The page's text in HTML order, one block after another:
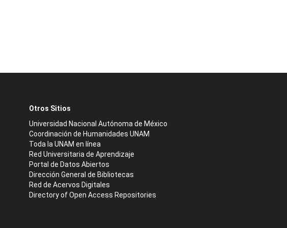
Otros Sitios
Universidad Nacional Autónoma de México
Coordinación de Humanidades UNAM
Toda la UNAM en línea
Red Universitaria de Aprendizaje
Portal de Datos Abiertos
Dirección General de Bibliotecas
Red de Acervos Digitales
Directory of Open Access Repositories